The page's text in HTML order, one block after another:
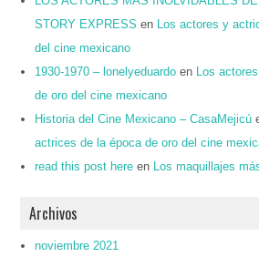
STORY EXPRESS en
Los actores y
del cine mexicano
1930-1970 – lonelyeduardo en
Los
de oro del cine mexicano
Historia del Cine Mexicano – CasaMejicú
actrices de la época de oro del cine
read this post here en Los maquillajes
Archivos
noviembre 2021